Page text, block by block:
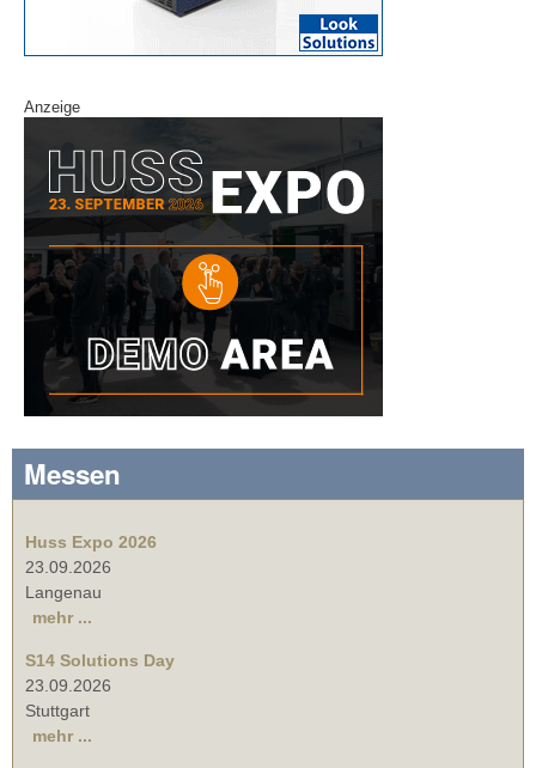
Anzeige
Messen
Huss Expo 2026
23.09.2026
Langenau
mehr ...
S14 Solutions Day
23.09.2026
Stuttgart
mehr ...